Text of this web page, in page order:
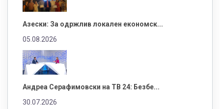
Азески: За одржлив локален економск...
05.08.2026
Андреа Серафимовски на ТВ 24: Безбе...
30.07.2026